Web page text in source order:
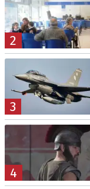
2
3
4